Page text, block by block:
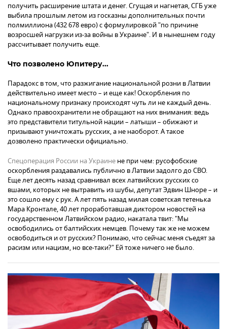
получить расширение штата и денег. Сгущая и нагнетая, СГБ уже
выбила прошлым летом из госказны дополнительных почти
полмиллиона (432 678 евро) с формулировкой "по причине
возросшей нагрузки из-за войны в Украине". И в нынешнем году
рассчитывает получить еще.
Что позволено Юпитеру...
Парадокс в том, что разжигание национальной розни в Латвии
действительно имеет место – и еще как! Оскорбления по
национальному признаку происходят чуть ли не каждый день.
Однако правоохранители не обращают на них внимания: ведь
это представители титульной нации – латыши – обижают и
призывают уничтожать русских, а не наоборот. А такое
дозволено практически официально.
Спецоперация России на Украине не при чем: русофобские
оскорбления раздавались публично в Латвии задолго до СВО.
Еще лет десять назад сравнивал всех латвийских русских со
вшами, которых не вытравить из шубы, депутат Эдвин Шноре – и
это сошло ему с рук. А лет пять назад милая советская тетенька
Мара Кронтале, 40 лет проработавшая диктором новостей на
государственном Латвийском радио, накатала твит: "Мы
освободились от балтийских немцев. Почему так же не можем
освободиться и от русских? Понимаю, что сейчас меня съедят за
расизм или нацизм, но все-таки?" Ей тоже ничего не было.